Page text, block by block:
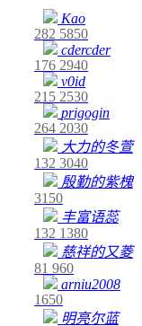
Kao
282 5850
cdercder
176 2940
v0id
215 2530
prigogin
264 2030
大力的冬萱
132 3040
殷勤的紫槐
3150
丰富语蕊
132 1380
慈祥的又菱
81 960
arniu2008
1650
明亮尔蓝